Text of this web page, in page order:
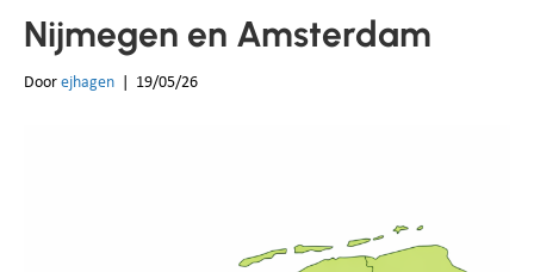
Nijmegen en Amsterdam
Door ejhagen 19/05/26